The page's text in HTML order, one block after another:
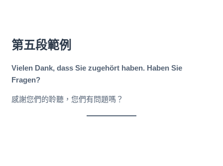
第五段範例
Vielen Dank, dass Sie zugehört haben. Haben Sie
Fragen?
感謝您們的聆聽，您們有問題嗎？